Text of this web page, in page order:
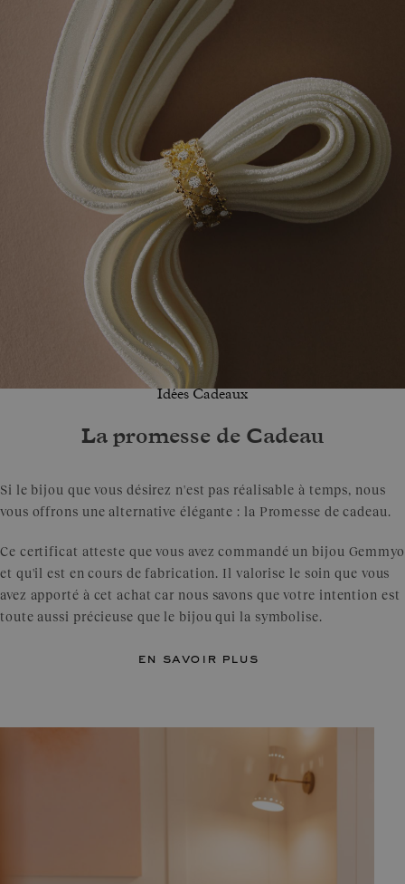
Idées Cadeaux
La promesse de Cadeau
Si le bijou que vous désirez n'est pas réalisable à temps, nous
vous offrons une alternative élégante : la Promesse de cadeau.
Ce certificat atteste que vous avez commandé un bijou Gemmyo
et qu'il est en cours de fabrication. Il valorise le soin que vous
avez apporté à cet achat car nous savons que votre intention est
toute aussi précieuse que le bijou qui la symbolise.
en savoir plus